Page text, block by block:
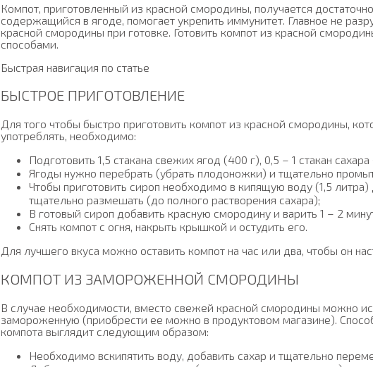
Компот, приготовленный из красной смородины, получается
содержащийся в ягоде, помогает укрепить иммунитет. Главное не
красной смородины при готовке. Готовить компот из красной
способами.
Быстрая навигация по статье
БЫСТРОЕ ПРИГОТОВЛЕНИЕ
Для того чтобы быстро приготовить компот из красной смородины,
употреблять, необходимо:
Подготовить 1,5 стакана свежих ягод (400 г), 0,5 – 1 стакан
Ягоды нужно перебрать (убрать плодоножки) и тщательно
Чтобы приготовить сироп необходимо в кипящую воду (1,5 литра)
тщательно размешать (до полного растворения сахара);
В готовый сироп добавить красную смородину и варить 1 – 2
Снять компот с огня, накрыть крышкой и остудить его.
Для лучшего вкуса можно оставить компот на час или два, чтобы он
КОМПОТ ИЗ ЗАМОРОЖЕННОЙ СМОРОДИНЫ
В случае необходимости, вместо свежей красной смородины можно
замороженную (приобрести ее можно в продуктовом магазине).
компота выглядит следующим образом:
Необходимо вскипятить воду, добавить сахар и тщательно